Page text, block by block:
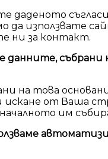
даденото
да използвате
ни за контакт.
данните, събрани
на това
от Ваша
им